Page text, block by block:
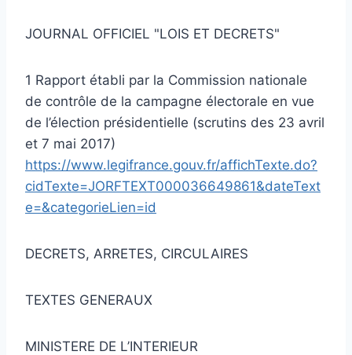
JOURNAL OFFICIEL "LOIS ET DECRETS"
1 Rapport établi par la Commission nationale
de contrôle de la campagne électorale en vue
de l’élection présidentielle (scrutins des 23 avril
et 7 mai 2017)
https://www.legifrance.gouv.fr/affichTexte.do?
cidTexte=JORFTEXT000036649861&dateText
e=&categorieLien=id
DECRETS, ARRETES, CIRCULAIRES
TEXTES GENERAUX
MINISTERE DE L’INTERIEUR